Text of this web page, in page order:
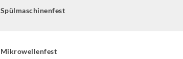
Spülmaschinenfest
Mikrowellenfest